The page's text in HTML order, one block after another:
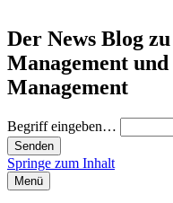
Der News Blog
Management
Management
Begriff eingeben…
Springe zum Inhalt
Menü